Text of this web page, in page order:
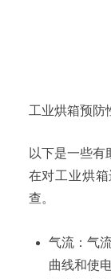
工业烘箱预防
以下是一些有
在对工业烘
查。
气流：气
曲线和使